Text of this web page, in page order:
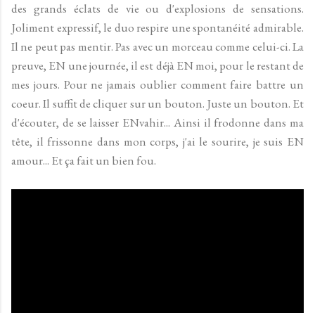
des grands éclats de vie ou d'explosions de sensations.
Joliment expressif, le duo respire une spontanéité admirable.
Il ne peut pas mentir. Pas avec un morceau comme celui-ci. La
preuve, EN une journée, il est déjà EN moi, pour le restant de
mes jours. Pour ne jamais oublier comment faire battre un
coeur. Il suffit de cliquer sur un bouton. Juste un bouton. Et
d'écouter, de se laisser ENvahir... Ainsi il frodonne dans ma
tête, il frissonne dans mon corps, j'ai le sourire, je suis EN
amour... Et ça fait un bien fou.